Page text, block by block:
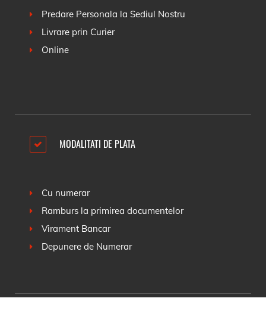
Predare Personala la Sediul Nostru
Livrare prin Curier
Online
MODALITATI DE PLATA
Cu numerar
Ramburs la primirea documentelor
Virament Bancar
Depunere de Numerar